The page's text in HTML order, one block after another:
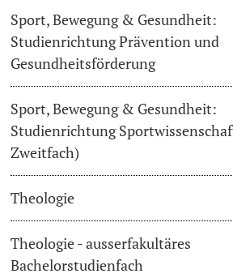
Sport, Bewegung & Gesundheit:
Studienrichtung Prävention und
Gesundheitsförderung
Sport, Bewegung & Gesundheit:
Studienrichtung
Zweitfach)
Theologie
Theologie - ausserfakultäres
Bachelorstudienfach